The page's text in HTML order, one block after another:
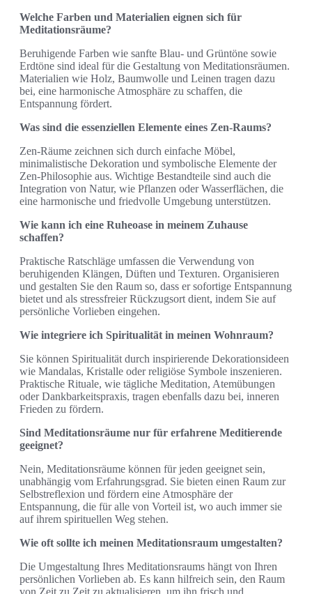
Welche Farben und Materialien eignen sich für
Meditationsräume?
Beruhigende Farben wie sanfte Blau- und Grüntöne sowie
Erdtöne sind ideal für die Gestaltung von Meditationsräumen.
Materialien wie Holz, Baumwolle und Leinen tragen dazu
bei, eine harmonische Atmosphäre zu schaffen, die
Entspannung fördert.
Was sind die essenziellen Elemente eines Zen-Raums?
Zen-Räume zeichnen sich durch einfache Möbel,
minimalistische Dekoration und symbolische Elemente der
Zen-Philosophie aus. Wichtige Bestandteile sind auch die
Integration von Natur, wie Pflanzen oder Wasserflächen, die
eine harmonische und friedvolle Umgebung unterstützen.
Wie kann ich eine Ruheoase in meinem Zuhause
schaffen?
Praktische Ratschläge umfassen die Verwendung von
beruhigenden Klängen, Düften und Texturen. Organisieren
und gestalten Sie den Raum so, dass er sofortige Entspannung
bietet und als stressfreier Rückzugsort dient, indem Sie auf
persönliche Vorlieben eingehen.
Wie integriere ich Spiritualität in meinen Wohnraum?
Sie können Spiritualität durch inspirierende Dekorationsideen
wie Mandalas, Kristalle oder religiöse Symbole inszenieren.
Praktische Rituale, wie tägliche Meditation, Atemübungen
oder Dankbarkeitspraxis, tragen ebenfalls dazu bei, inneren
Frieden zu fördern.
Sind Meditationsräume nur für erfahrene Meditierende
geeignet?
Nein, Meditationsräume können für jeden geeignet sein,
unabhängig vom Erfahrungsgrad. Sie bieten einen Raum zur
Selbstreflexion und fördern eine Atmosphäre der
Entspannung, die für alle von Vorteil ist, wo auch immer sie
auf ihrem spirituellen Weg stehen.
Wie oft sollte ich meinen Meditationsraum umgestalten?
Die Umgestaltung Ihres Meditationsraums hängt von Ihren
persönlichen Vorlieben ab. Es kann hilfreich sein, den Raum
von Zeit zu Zeit zu aktualisieren, um ihn frisch und